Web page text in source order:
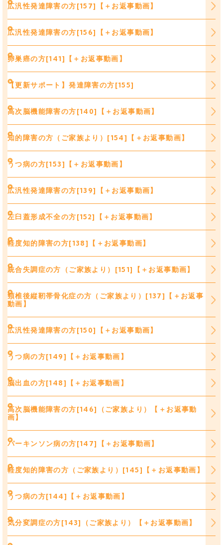
広汎性発達障害の方[157]【＋お返事動画】
広汎性発達障害の方[156]【＋お返事動画】
卵巣癌の方[141]【＋お返事動画】
【更新サポート】発達障害の方[155]
高次脳機能障害の方[140]【＋お返事動画】
知的障害の方（ご家族より）[154]【＋お返事動画】
うつ病の方[153]【＋お返事動画】
広汎性発達障害の方[139]【＋お返事動画】
左臼蓋形成不全の方[152]【＋お返事動画】
軽度知的障害の方[138]【＋お返事動画】
統合失調症の方（ご家族より）[151]【＋お返事動画】
頸椎後縦靭帯骨化症の方（ご家族より）[137]【＋お返事
動画】
広汎性発達障害の方[150]【＋お返事動画】
うつ病の方[149]【＋お返事動画】
脳出血の方[148]【＋お返事動画】
高次脳機能障害の方[146]（ご家族より）【＋お返事動
画】
パーキンソン病の方[147]【＋お返事動画】
軽度知的障害の方（ご家族より）[145]【＋お返事動画】
うつ病の方[144]【＋お返事動画】
気分変調症の方[143]（ご家族より）【＋お返事動画】